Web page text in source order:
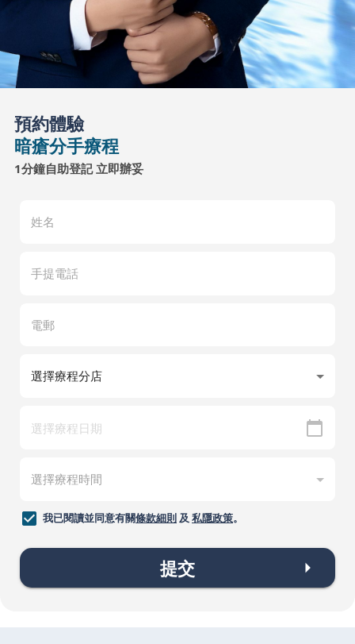
預約體驗
暗瘡分手療程
1分鐘自助登記 立即辦妥
我已閱讀並同意有關條款細則及 私隱政策。
提交